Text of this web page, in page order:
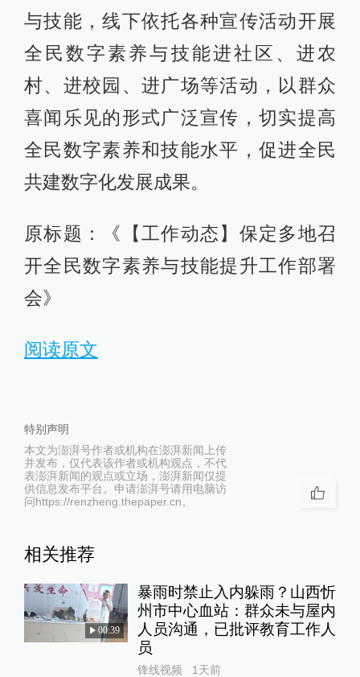
与技能，线下依托各种宣传活动开展
全民数字素养与技能进社区、进农
村、进校园、进广场等活动，以群众
喜闻乐见的形式广泛宣传，切实提高
全民数字素养和技能水平，促进全民
共建数字化发展成果。
原标题：《【工作动态】保定多地召
开全民数字素养与技能提升工作部署
会》
阅读原文
特别声明
本文为澎湃号作者或机构在澎湃新闻上传
并发布，仅代表该作者或机构观点，不代
表澎湃新闻的观点或立场，澎湃新闻仅提
供信息发布平台。申请澎湃号请用电脑访
问https://renzheng.thepaper.cn。
相关推荐
00:39
暴雨时禁止入内躲雨？山西忻
州市中心血站：群众未与屋内
人员沟通，已批评教育工作人
员
锋线视频 1天前